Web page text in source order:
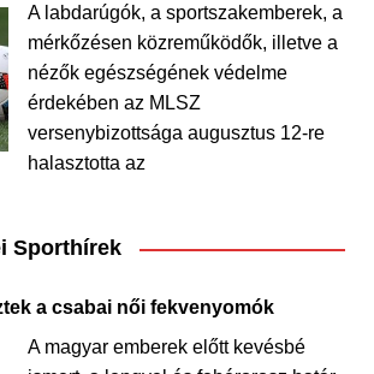
A labdarúgók, a sportszakemberek, a
mérkőzésen közreműködők, illetve a
nézők egészségének védelme
érdekében az MLSZ
versenybizottsága augusztus 12-re
halasztotta az
Sporthírek
a csabai női fekvenyomók
A magyar emberek előtt kevésbé